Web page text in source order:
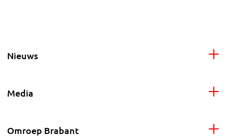
Nieuws
Media
Omroep Brabant